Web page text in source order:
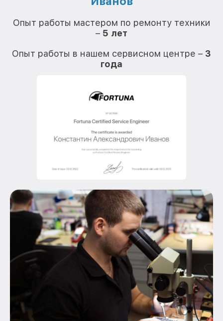
Опыт работы мастером по ремонту техники
– 5 лет
Опыт работы в нашем сервисном центре – 3
года